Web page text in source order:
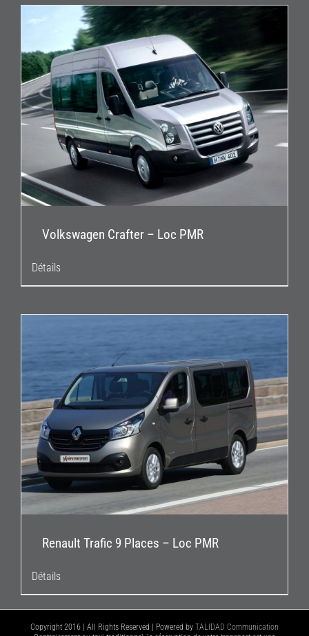
Volkswagen Crafter – Loc PMR
Détails
Renault Trafic 9 Places – Loc PMR
Détails
Copyright 2016 | All Rights Reserved | Powered by TALIDAD Communication